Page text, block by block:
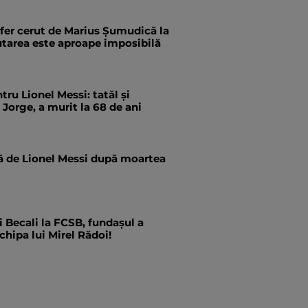
cerut de Marius Șumudică la
este aproape imposibilă
Lionel Messi: tatăl și
a murit la 68 de ani
de Lionel Messi după moartea
la FCSB, fundașul a
lui Mirel Rădoi!